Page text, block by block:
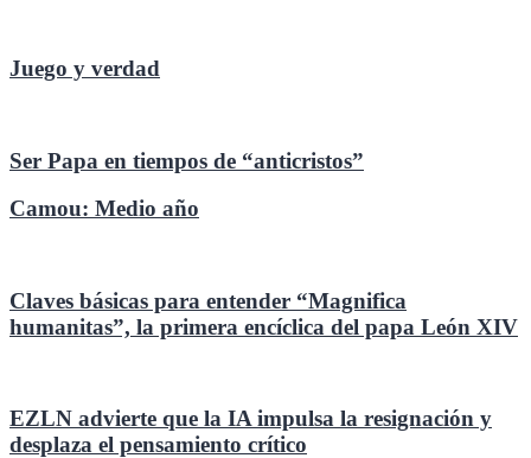
Juego y verdad
Ser Papa en tiempos de “anticristos”
Camou: Medio año
Claves básicas para entender “Magnifica
humanitas”, la primera encíclica del papa León XIV
EZLN advierte que la IA impulsa la resignación y
desplaza el pensamiento crítico